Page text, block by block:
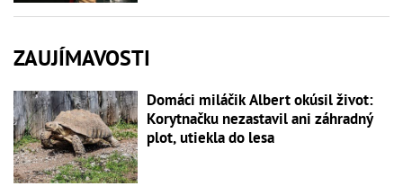
ZAUJÍMAVOSTI
Domáci miláčik Albert okúsil život:
Korytnačku nezastavil ani záhradný
plot, utiekla do lesa